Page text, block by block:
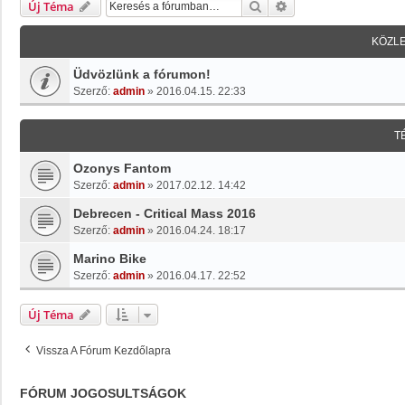
Új Téma Keresés
Üdvözlünk a fórumon!
Szerző: admin » 2016.04.15. 22:33
Ozonys Fantom
Szerző: admin » 2017.02.12. 14:42
Debrecen - Critical Mass 2016
Szerző: admin » 2016.04.24. 18:17
Marino Bike
Szerző: admin » 2016.04.17. 22:52
Új Téma
Vissza A Fórum Kezdőlapra
FÓRUM JOGOSULTSÁGOK